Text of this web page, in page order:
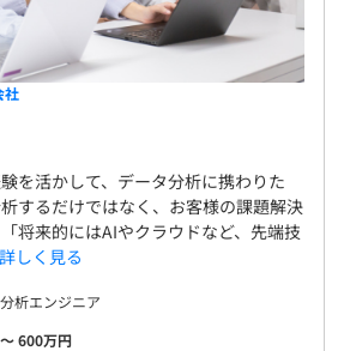
社
を活かして、データ分析に携わりた
するだけではなく、お客様の課題解決
将来的にはAIやクラウドなど、先端技
詳しく見る
析エンジニア
600万円